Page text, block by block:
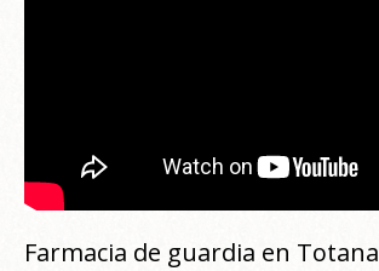
Farmacia de guardia en Totana